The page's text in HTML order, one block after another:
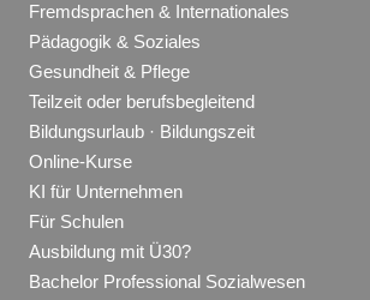
Fremdsprachen & Internationales
Pädagogik & Soziales
Gesundheit & Pflege
Teilzeit oder berufsbegleitend
Bildungsurlaub · Bildungszeit
Online-Kurse
KI für Unternehmen
Für Schulen
Ausbildung mit Ü30?
Bachelor Professional Sozialwesen